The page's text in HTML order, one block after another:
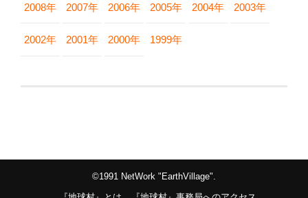
2008年 2007年 2006年 2005年 2004年 2003年
2002年 2001年 2000年 1999年
©1991 NetWork "EarthVillage".